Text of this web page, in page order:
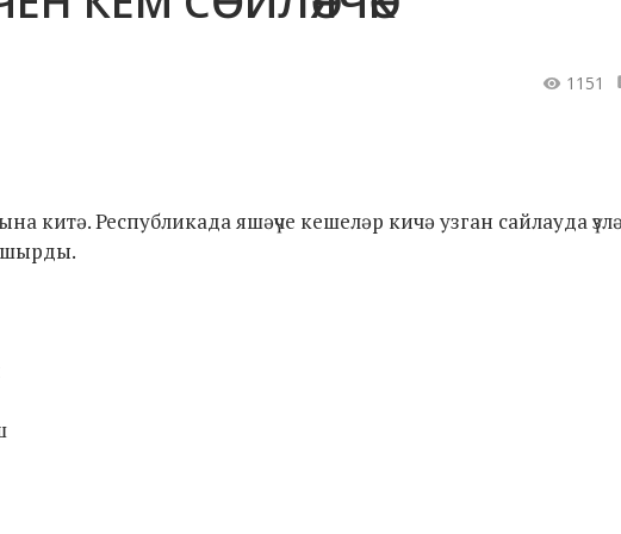
1151
китә. Республикада яшәүче кешеләр кичә узган сайлауда